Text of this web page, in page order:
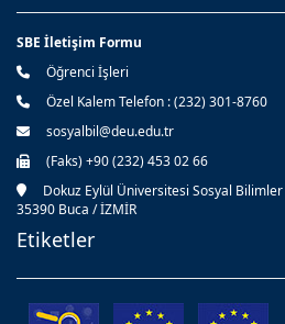
SBE İletişim Formu
Öğrenci İşleri
Özel Kalem Telefon : (232) 301-8760
sosyalbil@deu.edu.tr
(Faks) +90 (232) 453 02 66
Dokuz Eylül Üniversitesi Sosyal
35390 Buca / İZMİR
Etiketler